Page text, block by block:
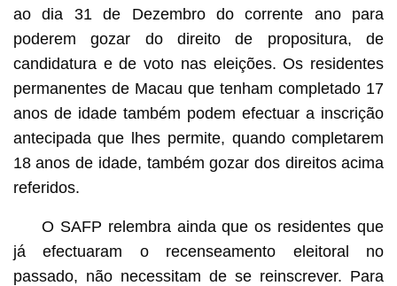
ao dia 31 de Dezembro do corrente ano para
poderem gozar do direito de propositura, de
candidatura e de voto nas eleições. Os residentes
permanentes de Macau que tenham completado 17
anos de idade também podem efectuar a inscrição
antecipada que lhes permite, quando completarem
18 anos de idade, também gozar dos direitos acima
referidos.
O SAFP relembra ainda que os residentes que
já efectuaram o recenseamento eleitoral no
passado, não necessitam de se reinscrever. Para